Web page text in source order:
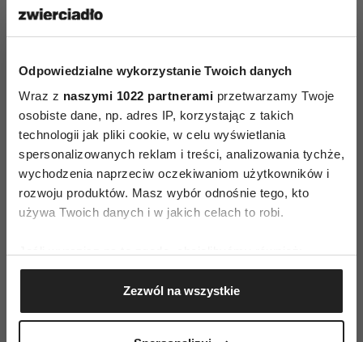
Odpowiedzialne wykorzystanie Twoich danych
Wraz z naszymi 1022 partnerami przetwarzamy Twoje
osobiste dane, np. adres IP, korzystając z takich
technologii jak pliki cookie, w celu wyświetlania
spersonalizowanych reklam i treści, analizowania tychże,
wychodzenia naprzeciw oczekiwaniom użytkowników i
rozwoju produktów. Masz wybór odnośnie tego, kto
używa Twoich danych i w jakich celach to robi.
Gromadzić dane dotyczące Twojej lokalizacji
geograficznej z dokładnością nawet do kilku metrów
Identyfikować Twoje urządzenie, aktywnie
Zezwól na wszystkie
ZAMÓW
WYDANIE DRUKOWANE
E-WYDANIE